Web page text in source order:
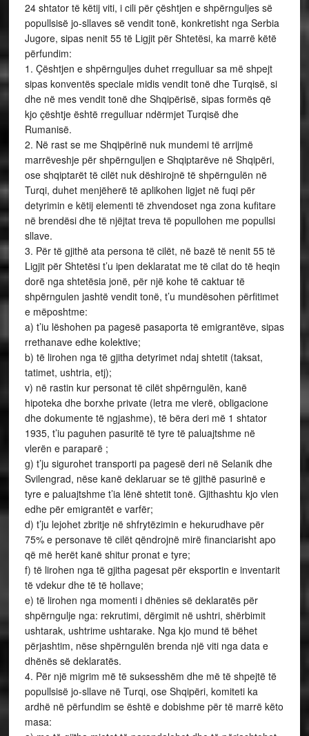
24 shtator të këtij viti, i cili për çështjen e shpërnguljes së
popullsisë jo-sllaves së vendit tonë, konkretisht nga Serbia
Jugore, sipas nenit 55 të Ligjit për Shtetësi, ka marrë këtë
përfundim:
1. Çështjen e shpërnguljes duhet rregulluar sa më shpejt
sipas konventës speciale midis vendit tonë dhe Turqisë, si
dhe në mes vendit tonë dhe Shqipërisë, sipas formës që
kjo çështje është rregulluar ndërmjet Turqisë dhe
Rumanisë.
2. Në rast se me Shqipërinë nuk mundemi të arrijmë
marrëveshje për shpërnguljen e Shqiptarëve në Shqipëri,
ose shqiptarët të cilët nuk dëshirojnë të shpërngulën në
Turqi, duhet menjëherë të aplikohen ligjet në fuqi për
detyrimin e këtij elementi të zhvendoset nga zona kufitare
në brendësi dhe të njëjtat treva të popullohen me popullsi
sllave.
3. Për të gjithë ata persona të cilët, në bazë të nenit 55 të
Ligjit për Shtetësi t’u ipen deklaratat me të cilat do të heqin
dorë nga shtetësia jonë, për një kohe të caktuar të
shpërngulen jashtë vendit tonë, t’u mundësohen përfitimet
e mëposhtme:
a) t’iu lëshohen pa pagesë pasaporta të emigrantëve, sipas
rrethanave edhe kolektive;
b) të lirohen nga të gjitha detyrimet ndaj shtetit (taksat,
tatimet, ushtria, etj);
v) në rastin kur personat të cilët shpërngulën, kanë
hipoteka dhe borxhe private (letra me vlerë, obligacione
dhe dokumente të ngjashme), të bëra deri më 1 shtator
1935, t’iu paguhen pasuritë të tyre të paluajtshme në
vlerën e paraparë ;
g) t’ju sigurohet transporti pa pagesë deri në Selanik dhe
Svilengrad, nëse kanë deklaruar se të gjithë pasurinë e
tyre e paluajtshme t’ia lënë shtetit tonë. Gjithashtu kjo vlen
edhe për emigrantët e varfër;
d) t’ju lejohet zbritje në shfrytëzimin e hekurudhave për
75% e personave të cilët qëndrojnë mirë financiarisht apo
që më herët kanë shitur pronat e tyre;
f) të lirohen nga të gjitha pagesat për eksportin e inventarit
të vdekur dhe të të hollave;
e) të lirohen nga momenti i dhënies së deklaratës për
shpërngulje nga: rekrutimi, dërgimit në ushtri, shërbimit
ushtarak, ushtrime ushtarake. Nga kjo mund të bëhet
përjashtim, nëse shpërngulën brenda një viti nga data e
dhënës së deklaratës.
4. Për një migrim më të suksesshëm dhe më të shpejtë të
popullsisë jo-sllave në Turqi, ose Shqipëri, komiteti ka
ardhë në përfundim se është e dobishme për të marrë këto
masa: